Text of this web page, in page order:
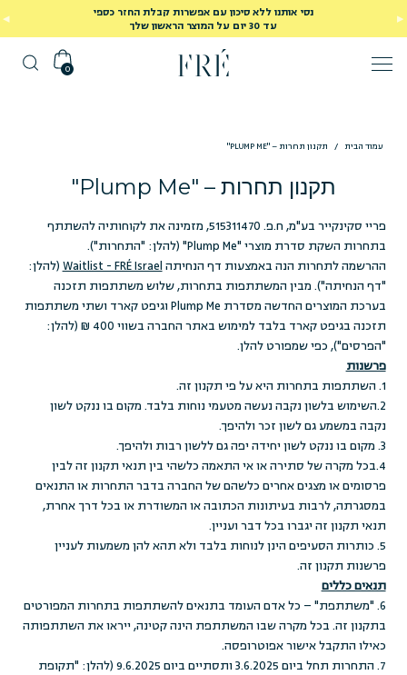
נסי אותנו ללא סיכון עם אפשרות קבלת החזר כספי
עד 30 יום על המוצר הראשון שלך
0
עמוד הבית / תקנון תחרות – "PLUMP ME"
תקנון תחרות – "Plump Me"
פריי סקינקייר בע"מ, ח.פ. 515311470, מזמינה את לקוחותיה להשתתף
בתחרות השקת סדרת מוצרי "Plump Me" (להלן: "התחרות").
ההרשמה לתחרות הנה באמצעות דף הנחיתה Waitlist - FRÉ Israel (להלן:
"דף הנחיתה"). מבין המשתתפות בתחרות, שלוש משתתפות תזכנה
בערכת המוצרים החדשה מסדרת Plump Me וגיפט קארד ושתי משתתפות
תזכנה בגיפט קארד בלבד למימוש באתר החברה בשווי 400 ₪ (להלן:
"הפרסים"), כפי שמפורט להלן.
פרשנות
1. השתתפות בתחרות היא על פי תקנון זה.
2.השימוש בלשון נקבה נעשה מטעמי נוחות בלבד. מקום בו ננקט לשון
נקבה במשמע גם לשון זכר ולהיפך.
3. מקום בו ננקט לשון יחידה יפה גם ללשון רבות ולהיפך.
4.בכל מקרה של סתירה או אי התאמה כלשהי בין תנאי תקנון זה לבין
פרסומים או מצגים אחרים כלשהם של החברה בדבר התחרות או התנאים
במסגרתה, לרבות בעיתונות הכתובה או המשודרת או בכל דרך אחרת,
תנאי תקנון זה יגברו בכל דבר ועניין.
5. כותרות הסעיפים הינן לנוחות בלבד ולא תהא להן משמעות לעניין
פרשנות תקנון זה.
תנאים כללים
6. "משתתפת" – כל אדם העומד בתנאים להשתתפות בתחרות המפורטים
בתקנון זה. בכל מקרה שבו המשתתפת הינה קטינה, ייראו את השתתפותה
כאילו התקבל אישור אפוטרופסה.
7. התחרות תחל ביום 3.6.2025 ותסתיים ביום 9.6.2025 (להלן: "תקופת